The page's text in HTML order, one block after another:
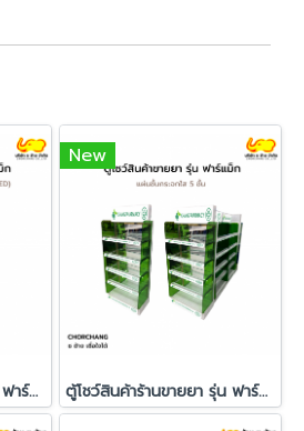
ตู้โชว์สินค้าร้านขายยา รุ่น ฟาร์แม็ก (พร้อมระบบไฟ LED)
New
ตู้โชว์สินค้าร้านขายยา รุ่น ฟาร์แม็ก (ไม่มีระบบไฟ)